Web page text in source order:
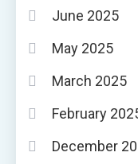
June 2025
May 2025
March 2025
February
December